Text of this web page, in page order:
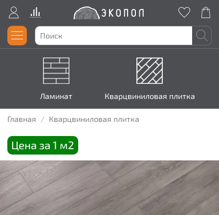
Ламинат Кварцвиниловая плитка
Главная Кварцвиниловая плитка
Цена за 1 м2